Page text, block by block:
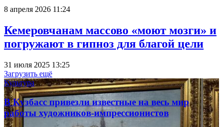
8 апреля 2026 11:24
Кемеровчанам массово «моют мозги» и
погружают в гипноз для благой цели
31 июля 2025 13:25
Загрузить ещё
Культура
В Кузбасс привезли известные на весь мир
работы художников-импрессионистов